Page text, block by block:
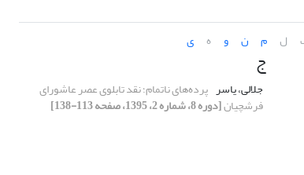
ل م ن و ه ی
ج
جلالی، یاسر پرده‌های ناتمام؛ نقد تابلوی عصر عاشورای
فرشچیان[دوره 8، شماره 2، 1395، صفحه 113-138]